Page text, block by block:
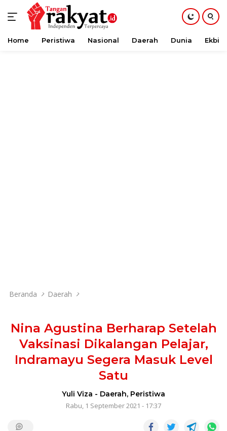
Langsung
Home Peristiwa Nasional Daerah Dunia Ekbis
Beranda Daerah
Nina Agustina Berharap Setelah
Vaksinasi Dikalangan Pelajar,
Indramayu Segera Masuk Level
Satu
Yuli Viza - Daerah, Peristiwa
Rabu, 1 September 2021 - 17:37